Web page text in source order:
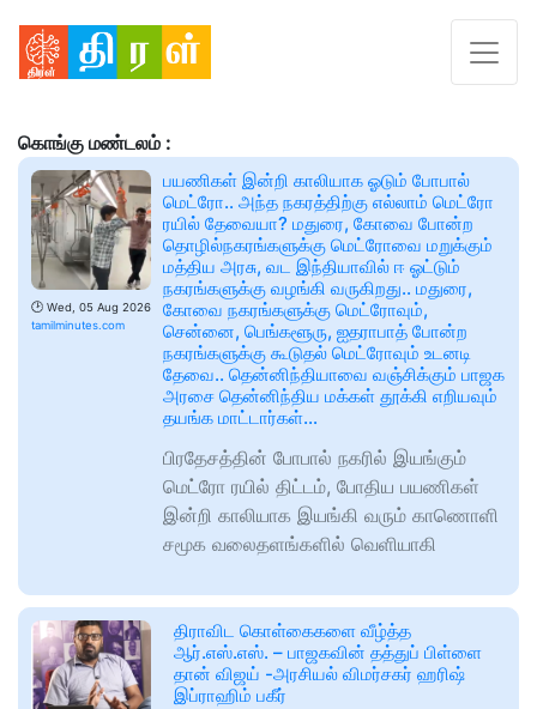
கொங்கு மண்டலம் :
🕑 Wed, 05 Aug 2026
tamilminutes.com
பயணிகள் இன்றி காலியாக ஓடும் போபால்
மெட்ரோ.. அந்த நகரத்திற்கு எல்லாம் மெட்ரோ
ரயில் தேவையா? மதுரை, கோவை போன்ற
தொழில்நகரங்களுக்கு மெட்ரோவை மறுக்கும்
மத்திய அரசு, வட இந்தியாவில் ஈ ஓட்டும்
நகரங்களுக்கு வழங்கி வருகிறது.. மதுரை,
கோவை நகரங்களுக்கு மெட்ரோவும்,
சென்னை, பெங்களூரு, ஐதராபாத் போன்ற
நகரங்களுக்கு கூடுதல் மெட்ரோவும் உடனடி
தேவை.. தென்னிந்தியாவை வஞ்சிக்கும் பாஜக
அரசை தென்னிந்திய மக்கள் தூக்கி எறியவும்
தயங்க மாட்டார்கள்…
பிரதேசத்தின் போபால் நகரில் இயங்கும்
மெட்ரோ ரயில் திட்டம், போதிய பயணிகள்
இன்றி காலியாக இயங்கி வரும் காணொளி
சமூக வலைதளங்களில் வெளியாகி
திராவிட கொள்கைகளை வீழ்த்த
ஆர்.எஸ்.எஸ். – பாஜகவின் தத்துப் பிள்ளை
தான் விஜய் -அரசியல் விமர்சகர் ஹரிஷ்
இப்ராஹிம் பகீர்